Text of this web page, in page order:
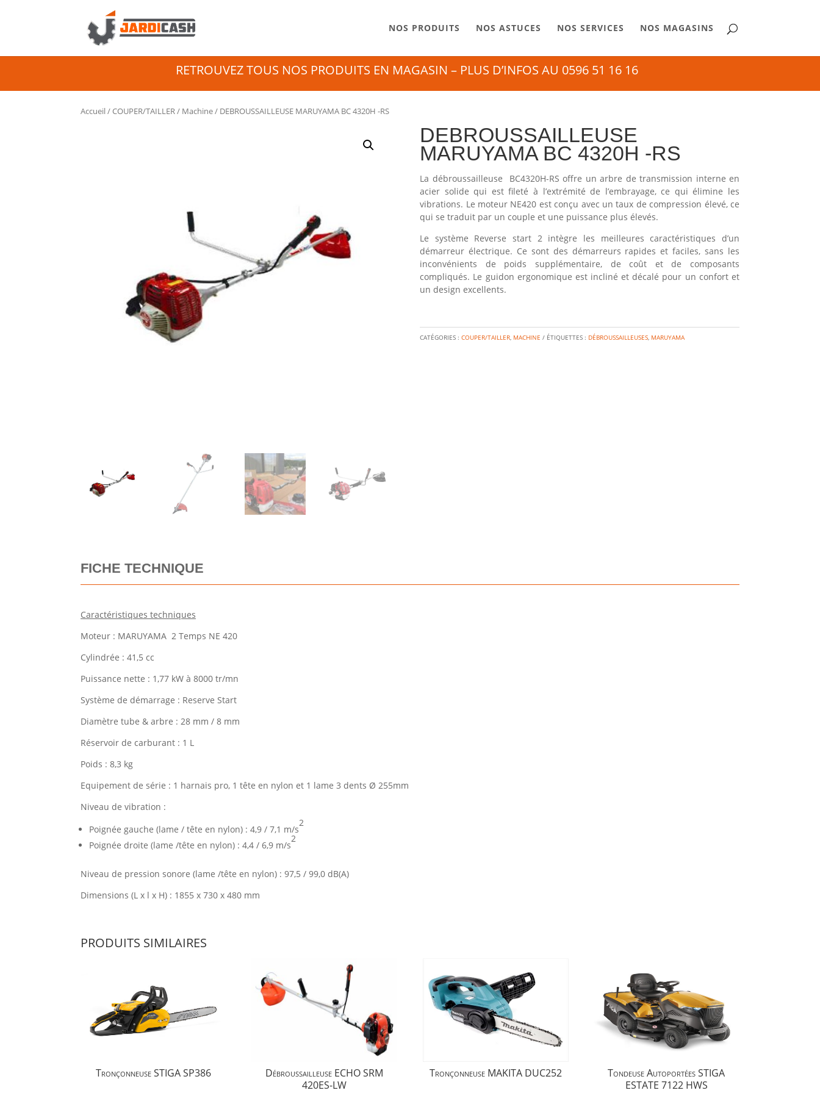
NOS PRODUITS NOS ASTUCES NOS SERVICES NOS MAGASINS
RETROUVEZ TOUS NOS PRODUITS EN MAGASIN – PLUS D’INFOS AU 0596 51 16 16
Accueil/COUPER/TAILLER/ Machine/ DEBROUSSAILLEUSE MARUYAMA BC 4320H -RS
DEBROUSSAILLEUSE
MARUYAMA BC 4320H -RS
La débroussailleuse BC4320H-RS offre un arbre de transmission interne en
acier solide qui est fileté à l’extrémité de l’embrayage, ce qui élimine les
vibrations. Le moteur NE420 est conçu avec un taux de compression élevé, ce
qui se traduit par un couple et une puissance plus élevés.
Le système Reverse start 2 intègre les meilleures caractéristiques d’un
démarreur électrique. Ce sont des démarreurs rapides et faciles, sans les
inconvénients de poids supplémentaire, de coût et de composants
compliqués. Le guidon ergonomique est incliné et décalé pour un confort et
un design excellents.
CATÉGORIES :COUPER/TAILLER, MACHINE ÉTIQUETTES : DÉBROUSSAILLEUSES, MARUYAMA
FICHE TECHNIQUE
Caractéristiques techniques
Moteur : MARUYAMA 2 Temps NE 420
Cylindrée : 41,5 cc
Puissance nette : 1,77 kW à 8000 tr/mn
Système de démarrage : Reserve Start
Diamètre tube & arbre : 28 mm / 8 mm
Réservoir de carburant : 1 L
Poids : 8,3 kg
Equipement de série : 1 harnais pro, 1 tête en nylon et 1 lame 3 dents Ø 255mm
Niveau de vibration :
Poignée gauche (lame / tête en nylon) : 4,9 / 7,1 m/s
2
Poignée droite (lame /tête en nylon) : 4,4 / 6,9 m/s
2
Niveau de pression sonore (lame /tête en nylon) : 97,5 / 99,0 dB(A)
Dimensions (L x l x H) : 1855 x 730 x 480 mm
PRODUITS SIMILAIRES
Tronçonneuse STIGA SP386
Débroussailleuse ECHO SRM
420ES-LW
Tronçonneuse MAKITA DUC252
Tondeuse Autoportées STIGA
ESTATE 7122 HWS